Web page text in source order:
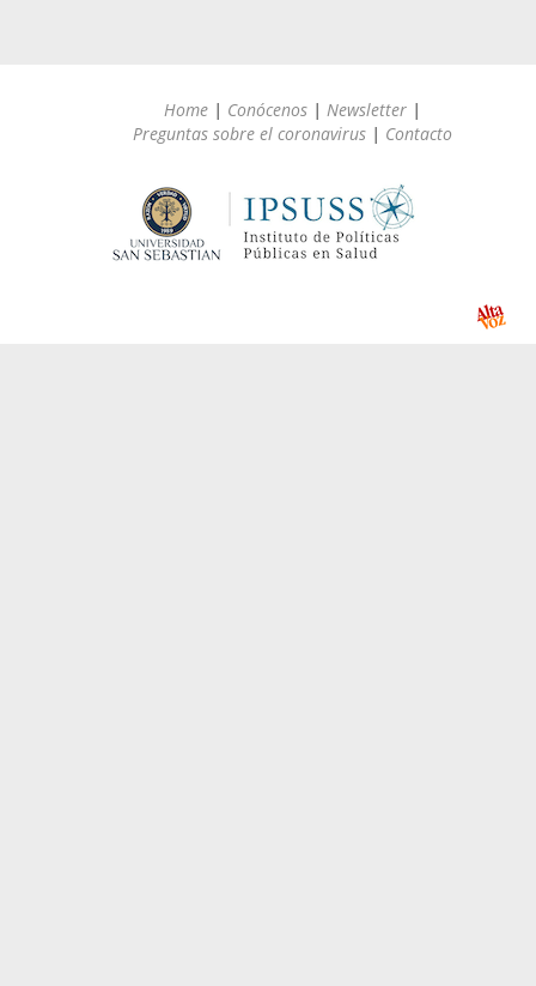
Home | Conócenos | Newsletter |
Preguntas sobre el coronavirus | Contacto